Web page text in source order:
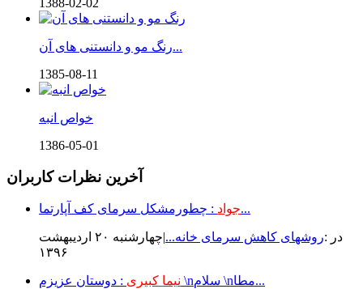
1388-02-02
رنگ مو و دانستنی های آن...
1385-08-11
خواص انبه
1386-05-01
آخرین نظرات کاربران
جواد: چطورمشکل سرمای کف آپارتما...
در :روشهای کاهش سرمای خانه...
|چهارشنبه ۲۰ ارديبهشت
۱۳۹۶
نیما کبیری : دوستان عزیزم \nسلام \nمطا...